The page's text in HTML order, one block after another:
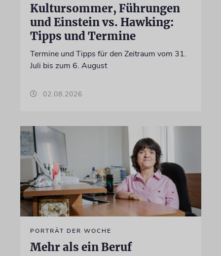
Kultursommer, Führungen
und Einstein vs. Hawking:
Tipps und Termine
Termine und Tipps für den Zeitraum vom 31.
Juli bis zum 6. August
02.08.2026
PORTRÄT DER WOCHE
Mehr als ein Beruf